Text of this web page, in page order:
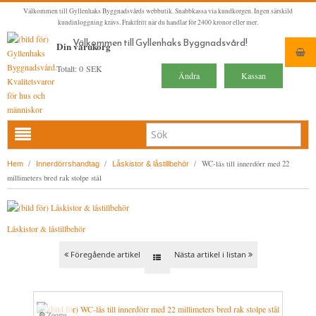
Välkommen till Gyllenhaks Byggnadsvårds webbutik. Snabbkassa via kundkorgen. Ingen särskild
kundinloggning krävs. Fraktfritt när du handlar för 2400 kronor eller mer.
Välkommen till Gyllenhaks Byggnadsvård!
Din varukorg
Totalt:0 SEK
Ändra Kassan
HEM
NYA PRODUKTER
LINOLJEFÄRG & SLAMFÄRG MED MERA
LINOLJEFÄRGER
VITA KULÖRER
GULA KULÖRER
MATTA LINOLJEFÄRGER
KONSTNÄRSFÄRGER
KLASSISKA KLÄDER
RESISTANT WORK WEAR
VÄSTAR
BADRUM & KÖK (KRANAR & PORSLIN)
TVÄTTSTÄLLSBLANDARE
DÖRRHANDTAG MÄSSING (INNERDÖRR)
Hem / Innerdörrshandtag / Låskistor & låstillbehör / WC-lås till innerdörr med 22
millimeters bred rak stolpe stål
Låskistor & låstillbehör
Föregående artikel Nästa artikel i listan